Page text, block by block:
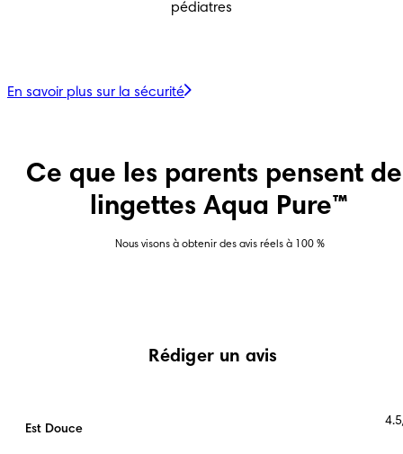
pédiatres
En savoir plus sur la sécurité
Ce que les parents pensent
lingettes Aqua Pure™
Nous visons à obtenir des avis réels à 100 %
Rédiger un avis
Est Douce